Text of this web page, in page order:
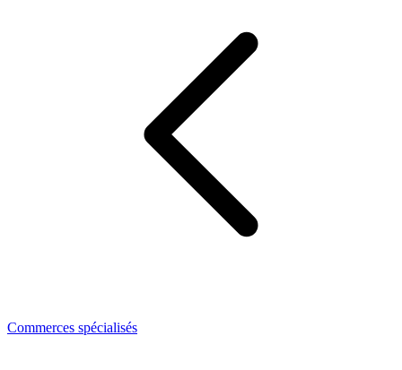
Commerces spécialisés